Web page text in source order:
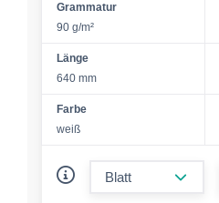
Grammatur
90 g/m²
Länge
640 mm
Farbe
weiß